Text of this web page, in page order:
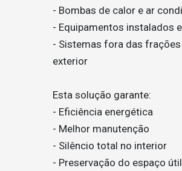
- Bombas de calor e ar
- Equipamentos instalados
- Sistemas fora das
exterior
Esta solução garante:
- Eficiência energética
- Melhor manutenção
- Silêncio total no interior
- Preservação do espaço